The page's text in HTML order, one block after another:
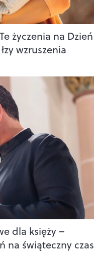
życzenia na Dzień
wzruszenia
dla księży –
na świąteczny czas